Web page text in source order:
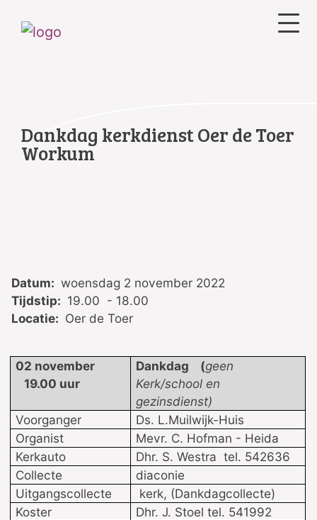
Dankdag kerkdienst Oer de Toer
Workum
Datum: woensdag 2 november 2022
Tijdstip: 19.00 - 18.00
Locatie: Oer de Toer
02 november
19.00 uur
Dankdag (geen
Kerk/school en
gezinsdienst)
Voorganger
Ds. L.Muilwijk-Huis
Organist
Mevr. C. Hofman - Heida
Kerkauto
Dhr. S. Westra tel. 542636
Collecte
diaconie
Uitgangscollecte
kerk, (Dankdagcollecte)
Koster
Dhr. J. Stoel tel. 541992